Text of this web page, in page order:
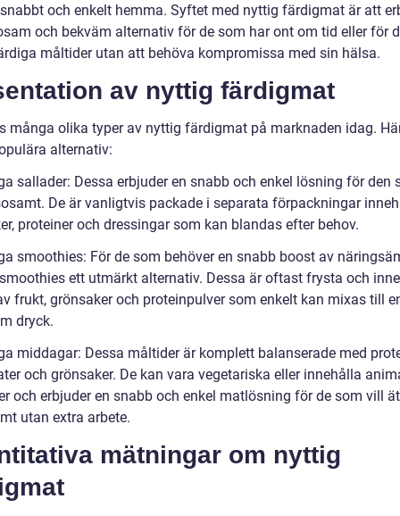
och enkelt hemma. Syftet med nyttig färdigmat är att
och bekväm alternativ för de som har ont om tid eller för
måltider utan att behöva kompromissa med sin hälsa.
av nyttig färdigmat
många olika typer av nyttig färdigmat på marknaden idag.
alternativ:
sallader: Dessa erbjuder en snabb och enkel lösning för den
De är vanligtvis packade i separata förpackningar
proteiner och dressingar som kan blandas efter behov.
smoothies: För de som behöver en snabb boost av
ett utmärkt alternativ. Dessa är oftast frysta och
frukt, grönsaker och proteinpulver som enkelt kan mixas till
dryck.
middagar: Dessa måltider är komplett balanserade med
och grönsaker. De kan vara vegetariska eller innehålla
och erbjuder en snabb och enkel matlösning för de som vill
utan extra arbete.
mätningar om nyttig